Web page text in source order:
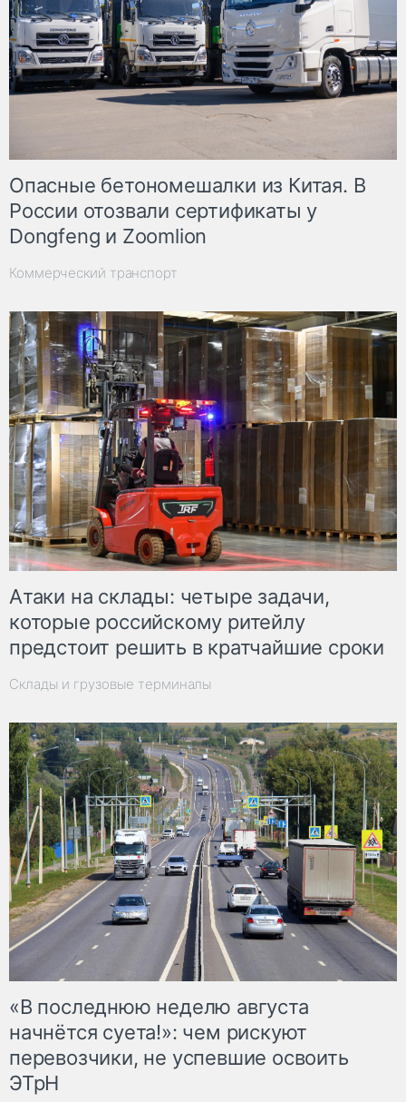
Опасные бетономешалки из Китая. В
России отозвали сертификаты у
Dongfeng и Zoomlion
Коммерческий транспорт
Атаки на склады: четыре задачи,
которые российскому ритейлу
предстоит решить в кратчайшие сроки
Склады и грузовые терминалы
«В последнюю неделю августа
начнётся суета!»: чем рискуют
перевозчики, не успевшие освоить
ЭТрН